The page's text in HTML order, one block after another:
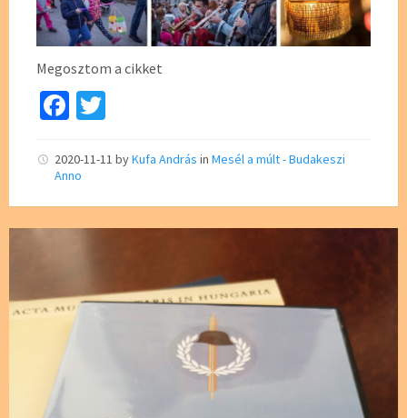
Megosztom a cikket
Fa
b
o
tt
2020-11-11 byKufa András in Mesél a múlt - Budakeszi
Anno